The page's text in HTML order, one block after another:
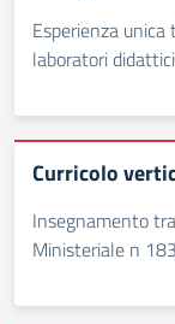
Esperienza
laboratori
Curricolo
Insegnamento
Ministeriale n